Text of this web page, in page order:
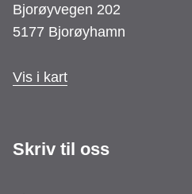
Bjorøyvegen 202
5177 Bjorøyhamn
Vis i kart
Skriv til oss